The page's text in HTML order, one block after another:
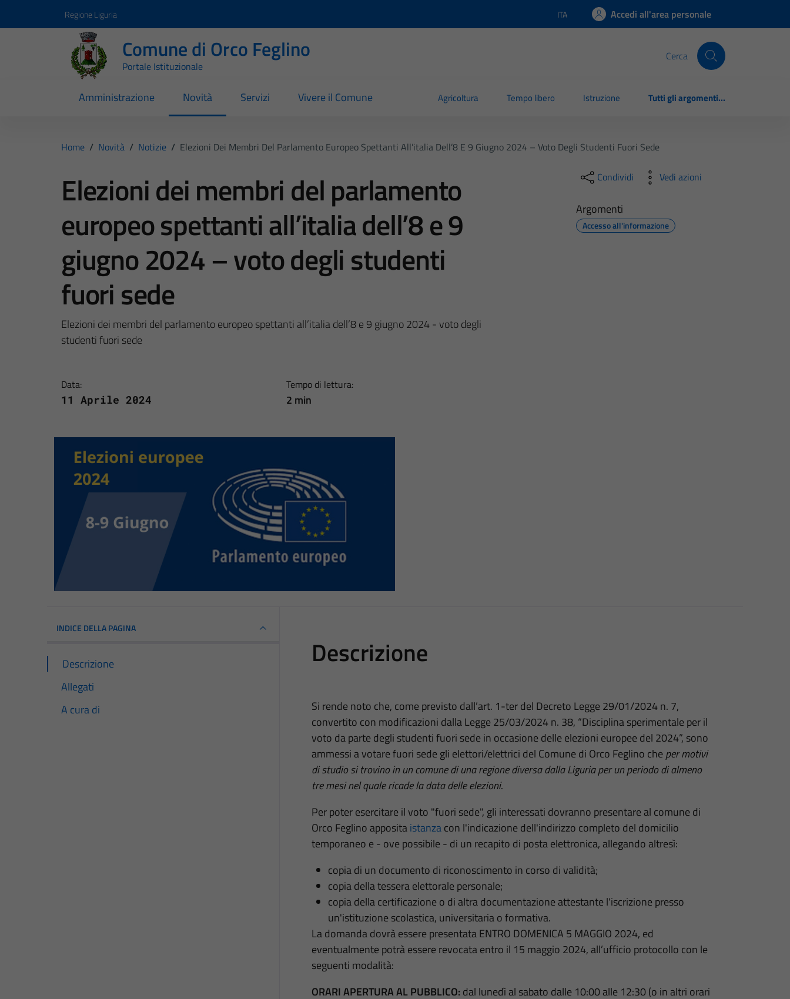
Regione Liguria Lingua attiva:
ITA Accedi all'area personale
Comune di Orco Feglino
Portale Istituzionale
Cerca
Amministrazione Novità Servizi Vivere il Comune Agricoltura Tempo libero Istruzione Tutti gli argomenti...
Home / Novità / Notizie / Elezioni Dei Membri Del Parlamento Europeo Spettanti All’italia Dell’8 E 9 Giugno 2024 – Voto Degli Studenti Fuori Sede
Elezioni dei membri del parlamento
europeo spettanti all’italia dell’8 e 9
giugno 2024 – voto degli studenti
fuori sede
Elezioni dei membri del parlamento europeo spettanti all’italia dell’8 e 9 giugno 2024 - voto degli
studenti fuori sede
Data:
11 Aprile 2024
Tempo di lettura:
2 min
Condividi Vedi azioni
Argomenti
Accesso all'informazione
INDICE DELLA PAGINA
Descrizione
Allegati
A cura di
Descrizione
Si rende noto che, come previsto dall’art. 1-ter del Decreto Legge 29/01/2024 n. 7,
convertito con modificazioni dalla Legge 25/03/2024 n. 38, “Disciplina sperimentale per il
voto da parte degli studenti fuori sede in occasione delle elezioni europee del 2024”, sono
ammessi a votare fuori sede gli elettori/elettrici del Comune di Orco Feglino che per motivi
di studio si trovino in un comune di una regione diversa dalla Liguria per un periodo di almeno
tre mesi nel quale ricade la data delle elezioni.
Per poter esercitare il voto "fuori sede", gli interessati dovranno presentare al comune di
Orco Feglino appositaistanzacon l'indicazione dell'indirizzo completo del domicilio
temporaneo e - ove possibile - di un recapito di posta elettronica, allegando altresì:
copia di un documento di riconoscimento in corso di validità;
copia della tessera elettorale personale;
copia della certificazione o di altra documentazione attestante l'iscrizione presso
un'istituzione scolastica, universitaria o formativa.
La domanda dovrà essere presentata ENTRO DOMENICA 5 MAGGIO 2024, ed
eventualmente potrà essere revocata entro il 15 maggio 2024, all’ufficio protocollo con le
seguenti modalità:
ORARI APERTURA AL PUBBLICO: dal lunedì al sabato dalle 10:00 alle 12:30 (o in altri orari